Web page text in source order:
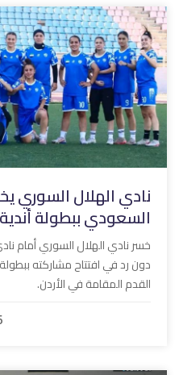
نادي الهلال السوري
السعودي ببطولة
خسر نادي الهلال السوري أمام
دون رد في افتتاح مشاركته
القدم المقامة في الأردن.